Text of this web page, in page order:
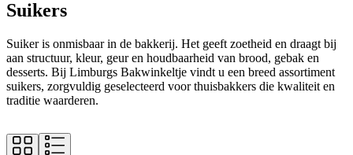
Suikers
Suiker is onmisbaar in de bakkerij. Het geeft zoetheid en draagt bij
aan structuur, kleur, geur en houdbaarheid van brood, gebak en
desserts. Bij Limburgs Bakwinkeltje vindt u een breed assortiment
suikers, zorgvuldig geselecteerd voor thuisbakkers die kwaliteit en
traditie waarderen.